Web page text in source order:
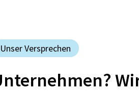
Unser Versprechen